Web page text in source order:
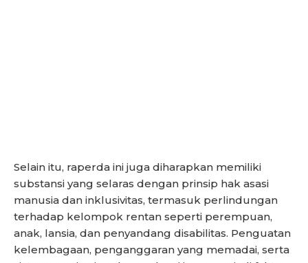
Selain itu, raperda ini juga diharapkan memiliki
substansi yang selaras dengan prinsip hak asasi
manusia dan inklusivitas, termasuk perlindungan
terhadap kelompok rentan seperti perempuan,
anak, lansia, dan penyandang disabilitas. Penguatan
kelembagaan, penganggaran yang memadai, serta